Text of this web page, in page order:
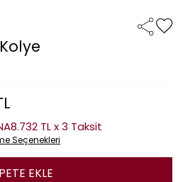
8.732 TL x 3 Taksit
Seçenekleri
EKLE